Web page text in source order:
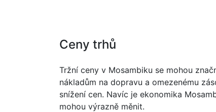
Ceny trhů
Tržní ceny v Mosambiku se mohou
nákladům na dopravu a omezenému
snížení cen. Navíc je ekonomika
mohou výrazně měnit.